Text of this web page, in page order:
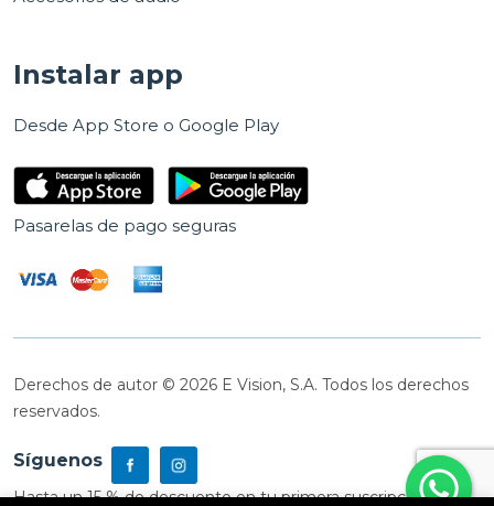
Instalar app
Desde App Store o Google Play
Pasarelas de pago seguras
Derechos de autor © 2026 E Vision, S.A. Todos los derechos
reservados.
Síguenos
Hasta un 15 % de descuento en tu primera suscripción